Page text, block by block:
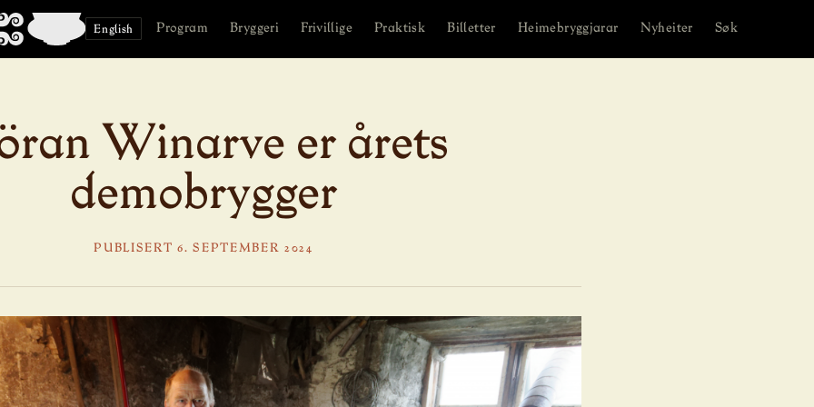
English Program Bryggeri Frivillige Praktisk Billetter Heimebryggjarar Nyheiter Søk
Winarve er årets
demobrygger
PUBLISERT 6. SEPTEMBER 2024